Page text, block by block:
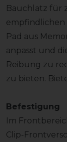
Bauchlatz für
empfindlichen
Pad aus
anpasst und
Reibung zu
zu bieten.
Befestigung
Im
Clip-